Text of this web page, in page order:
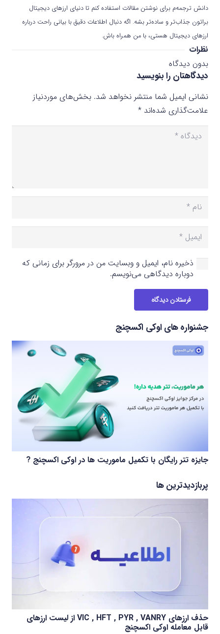
دانش ترجمه‌م برای نوشتن مقالات استفاده کنم تا دنیای ارزهای دیجیتال
براتون جذاب‌تر و ساده‌تر بشه. اگه دنبال اطلاعات دقیق با بیانی راحت درباره
ارزهای دیجیتال هستی، با من همراه باش.
نظرات
بدون دیدگاه
دیدگاهتان را بنویسید
نشانی ایمیل شما منتشر نخواهد شد. بخش‌های موردنیاز
علامت‌گذاری شده‌اند *
ذخیره نام، ایمیل و وبسایت من در مرورگر برای زمانی که
دوباره دیدگاهی می‌نویسم.
فرستادن دیدگاه
جشنواره های اوکی اکسچنج
جایزه تتر رایگان با تکمیل ماموریت ها در اوکی اکسچنج ?
پربازدیدترین ها
حذف ارزهای VIC , HFT , PYR , VANRY از لیست ارزهای
قابل معامله اوکی اکسچنج